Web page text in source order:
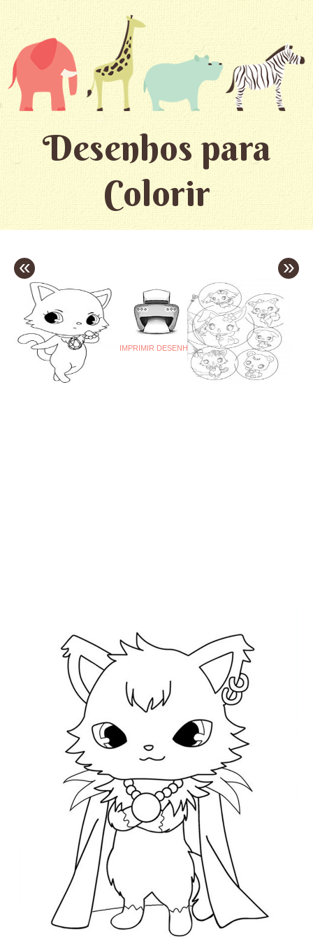
Desenhos para
Colorir
«
IMPRIMIR DESENHO
»